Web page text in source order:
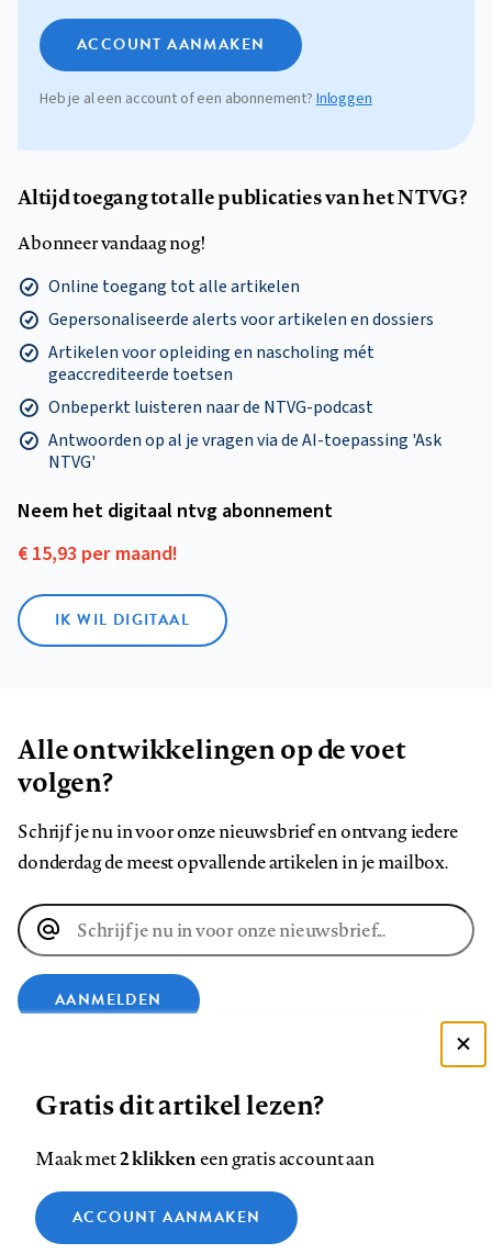
ACCOUNT AANMAKEN
Heb je al een account of een abonnement?Inloggen
Altijd toegang tot alle publicaties van het NTVG?
Abonneer vandaag nog!
Online toegang tot alle artikelen
Gepersonaliseerde alerts voor artikelen en dossiers
Artikelen voor opleiding en nascholing mét
geaccrediteerde toetsen
Onbeperkt luisteren naar de NTVG-podcast
Antwoorden op al je vragen via de AI-toepassing 'Ask
NTVG'
Neem het digitaal ntvg abonnement
€ 15,93 per maand!
IK WIL DIGITAAL
Alle ontwikkelingen op de voet
volgen?
Schrijf je nu in voor onze nieuwsbrief en ontvang iedere
donderdag de meest opvallende artikelen in je mailbox.
E-
mailadres
AANMELDEN
op
Facebook
op
LinkedIn
op
Bluesky
ons
op
InstagramYouTube
Footer
Contact Colofon Disclaimer Privacy
Medische vragen verdienen
Gratis dit artikel lezen?
Maak met2 klikkeneen gratis account aan
ACCOUNT AANMAKEN
Zie onze cookie policy
Analytische cookies